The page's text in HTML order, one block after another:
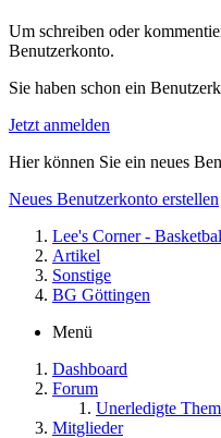
Um schreiben oder
Benutzerkonto.
Sie haben schon ein
Jetzt anmelden
Hier können Sie ein neues
Neues Benutzerkonto erstellen
Lee's Corner -
Artikel
Sonstige
BG Göttingen
Menü
Dashboard
Forum
Unerledigte
Mitglieder